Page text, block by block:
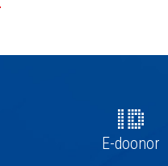
E-doonor